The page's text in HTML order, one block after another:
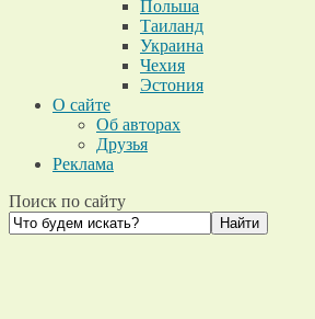
Польша
Таиланд
Украина
Чехия
Эстония
О сайте
Об авторах
Друзья
Реклама
Поиск по сайту